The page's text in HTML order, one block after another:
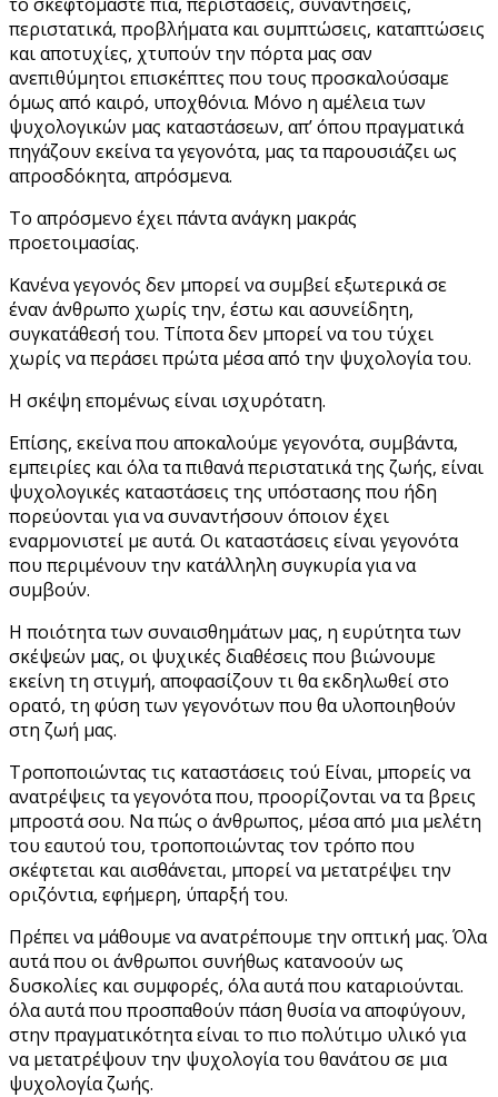
περιστατικά, προβλήματα και συμπτώσεις, καταπτώσεις
και αποτυχίες, χτυπούν την πόρτα μας σαν
ανεπιθύμητοι επισκέπτες που τους προσκαλούσαμε
όμως από καιρό, υποχθόνια. Μόνο η αμέλεια των
ψυχολογικών μας καταστάσεων, απ’ όπου πραγματικά
πηγάζουν εκείνα τα γεγονότα, μας τα παρουσιάζει ως
απροσδόκητα, απρόσμενα.
Το απρόσμενο έχει πάντα ανάγκη μακράς
προετοιμασίας.
Κανένα γεγονός δεν μπορεί να συμβεί εξωτερικά σε
έναν άνθρωπο χωρίς την, έστω και ασυνείδητη,
συγκατάθεσή του. Τίποτα δεν μπορεί να του τύχει
χωρίς να περάσει πρώτα μέσα από την ψυχολογία του.
Η σκέψη επομένως είναι ισχυρότατη.
Επίσης, εκείνα που αποκαλούμε γεγονότα, συμβάντα,
εμπειρίες και όλα τα πιθανά περιστατικά της ζωής, είναι
ψυχολογικές καταστάσεις της υπόστασης που ήδη
πορεύονται για να συναντήσουν όποιον έχει
εναρμονιστεί με αυτά. Οι καταστάσεις είναι γεγονότα
που περιμένουν την κατάλληλη συγκυρία για να
συμβούν.
Η ποιότητα των συναισθημάτων μας, η ευρύτητα των
σκέψεών μας, οι ψυχικές διαθέσεις που βιώνουμε
εκείνη τη στιγμή, αποφασίζουν τι θα εκδηλωθεί στο
ορατό, τη φύση των γεγονότων που θα υλοποιηθούν
στη ζωή μας.
Τροποποιώντας τις καταστάσεις τού Είναι, μπορείς να
ανατρέψεις τα γεγονότα που, προορίζονται να τα βρεις
μπροστά σου. Να πώς ο άνθρωπος, μέσα από μια μελέτη
του εαυτού του, τροποποιώντας τον τρόπο που
σκέφτεται και αισθάνεται, μπορεί να μετατρέψει την
οριζόντια, εφήμερη, ύπαρξή του.
Πρέπει να μάθουμε να ανατρέπουμε την οπτική μας. Όλα
αυτά που οι άνθρωποι συνήθως κατανοούν ως
δυσκολίες και συμφορές, όλα αυτά που καταριούνται.
όλα αυτά που προσπαθούν πάση θυσία να αποφύγουν,
στην πραγματικότητα είναι το πιο πολύτιμο υλικό για
να μετατρέψουν την ψυχολογία του θανάτου σε μια
ψυχολογία ζωής.